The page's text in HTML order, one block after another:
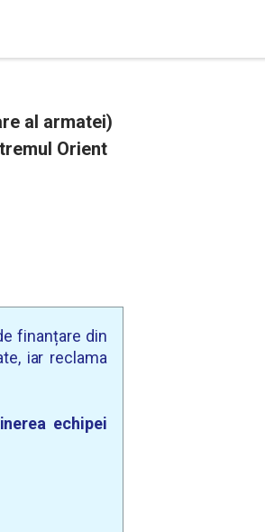
al armatei)
Orient
finanțare din
iar reclama
echipei